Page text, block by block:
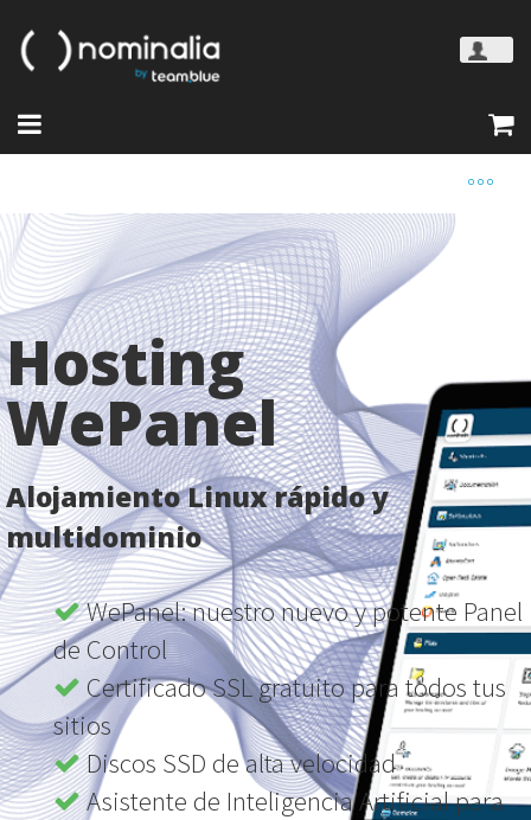
Hosting
WePanel
Alojamiento Linux rápido y
multidominio
WePanel: nuestro nuevo y potente Panel
de Control
Certificado SSL gratuito para todos tus
sitios
Discos SSD de alta velocidad
Asistente de Inteligencia Artificial para